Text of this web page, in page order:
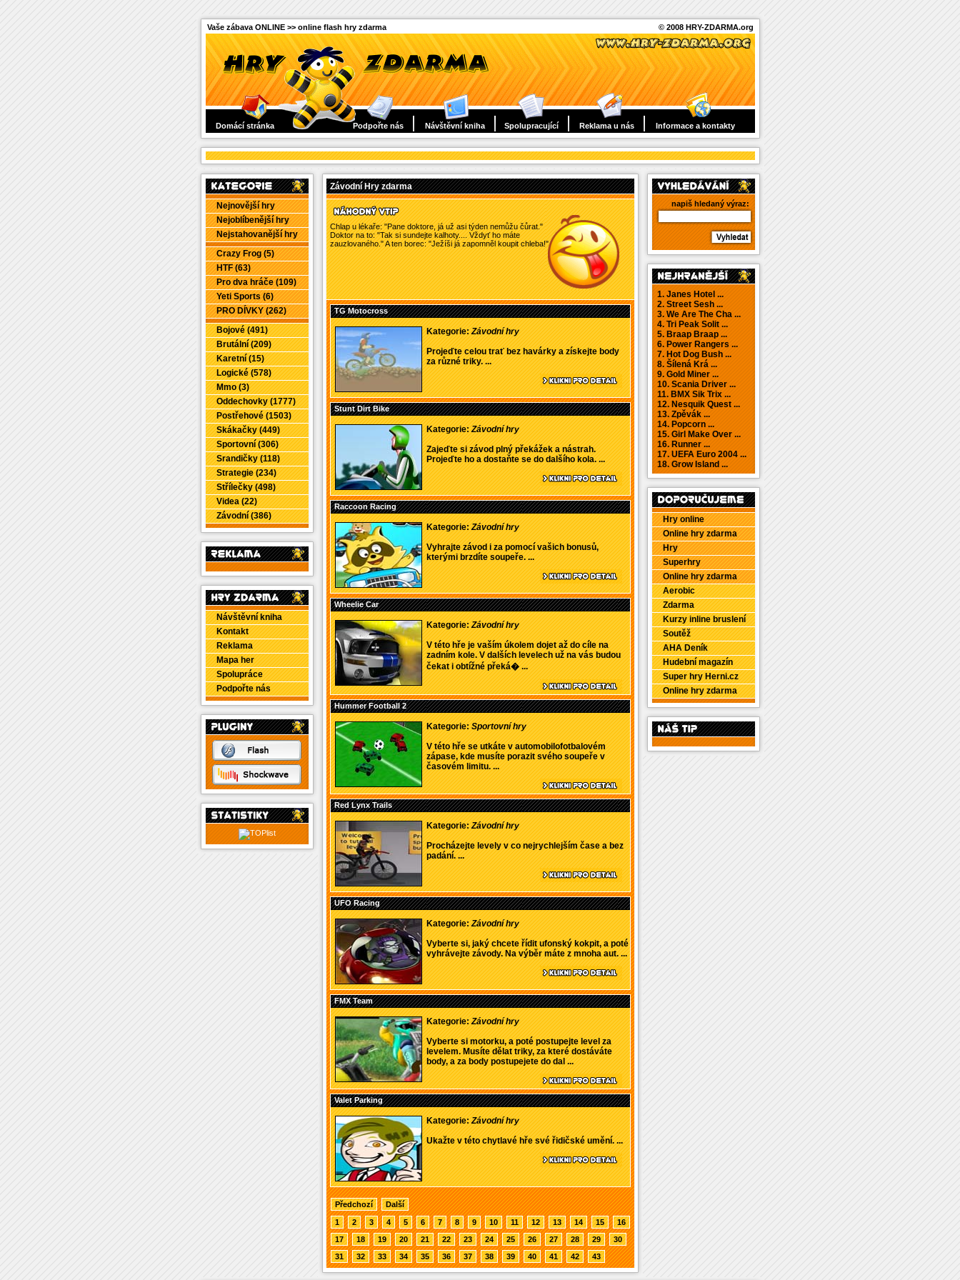
Vaše zábava ONLINE >> online flash hry zdarma © 2008 HRY-ZDARMA.org
Domácí stránka Podpořte nás Návštěvní kniha Spolupracující Reklama u nás Informace a kontakty
Nejnovější hry
Nejoblíbenější hry
Nejstahovanější hry
Crazy Frog (5)
HTF (63)
Pro dva hráče (109)
Yeti Sports (6)
PRO DÍVKY (262)
Bojové (491)
Brutální (209)
Karetní (15)
Logické (578)
Mmo (3)
Oddechovky (1777)
Postřehové (1503)
Skákačky (449)
Sportovní (306)
Srandičky (118)
Strategie (234)
Střílečky (498)
Videa (22)
Závodní (386)
Návštěvní kniha
Kontakt
Reklama
Mapa her
Spolupráce
Podpořte nás
Závodní Hry zdarma
Chlap u lékaře: "Pane doktore, já už asi týden nemůžu čůrat."
Doktor na to: "Tak si sundejte kalhoty.... Vždyť ho máte
zauzlovaného." A ten borec: "Ježíši já zapomněl koupit chleba!"
TG Motocross
Kategorie:Závodní hry
Projeďte celou trať bez havárky a získejte body
za různé triky. ...
Stunt Dirt Bike
Kategorie:Závodní hry
Zajeďte si závod plný překážek a nástrah.
Projeďte ho a dostaňte se do dalšího kola. ...
Raccoon Racing
Kategorie:Závodní hry
Vyhrajte závod i za pomocí vašich bonusů,
kterými brzdíte soupeře. ...
Wheelie Car
Kategorie:Závodní hry
V této hře je vaším úkolem dojet až do cíle na
zadním kole. V dalších levelech už na vás budou
čekat i obtížné překá� ...
Hummer Football 2
Kategorie:Sportovní hry
V této hře se utkáte v automobilofotbalovém
zápase, kde musíte porazit svého soupeře v
časovém limitu. ...
Red Lynx Trails
Kategorie:Závodní hry
Procházejte levely v co nejrychlejším čase a bez
padání. ...
UFO Racing
Kategorie:Závodní hry
Vyberte si, jaký chcete řídit ufonský kokpit, a poté
vyhrávejte závody. Na výběr máte z mnoha aut. ...
FMX Team
Kategorie:Závodní hry
Vyberte si motorku, a poté postupejte level za
levelem. Musíte dělat triky, za které dostáváte
body, a za body postupejete do dal ...
Valet Parking
Kategorie:Závodní hry
Ukažte v této chytlavé hře své řidičské umění. ...
Předchozí Další
1 2 3 4 5 6 7 8 9 10 11 12 13 14 15
16
17
18 19 20 21 22 23 24 25 26 27 28 29
30
31
32 33 34 35 36 37 38 39 40 41 42 43
napiš hledaný výraz:
1. Janes Hotel ...
2. Street Sesh ...
3. We Are The Cha ...
4. Tri Peak Solit ...
5. Braap Braap ...
6. Power Rangers ...
7. Hot Dog Bush ...
8. Šílená Krá ...
9. Gold Miner ...
10. Scania Driver ...
11. BMX Sik Trix ...
12. Nesquik Quest ...
13. Zpěvák ...
14. Popcorn ...
15. Girl Make Over ...
16. Runner ...
17. UEFA Euro 2004 ...
18. Grow Island ...
Hry online
Online hry zdarma
Hry
Superhry
Online hry zdarma
Aerobic
Zdarma
Kurzy inline bruslení
Soutěž
AHA Deník
Hudební magazín
Super hry Herni.cz
Online hry zdarma